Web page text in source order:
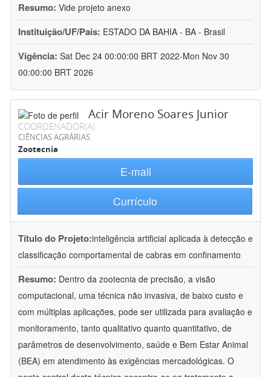
Resumo: Vide projeto anexo
Instituição/UF/País: ESTADO DA BAHIA - BA - Brasil
Vigência: Sat Dec 24 00:00:00 BRT 2022-Mon Nov 30
00:00:00 BRT 2026
Acir Moreno Soares Junior
COORDENADOR(A)
CIÊNCIAS AGRÁRIAS
Zootecnia
E-mail
Currículo
Título do Projeto:inteligência artificial aplicada à detecção e
classificação comportamental de cabras em confinamento
Resumo: Dentro da zootecnia de precisão, a visão
computacional, uma técnica não invasiva, de baixo custo e
com múltiplas aplicações, pode ser utilizada para avaliação e
monitoramento, tanto qualitativo quanto quantitativo, de
parâmetros de desenvolvimento, saúde e Bem Estar Animal
(BEA) em atendimento às exigências mercadológicas. O